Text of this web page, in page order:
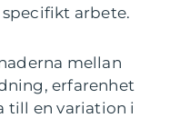
arbete.
mellan
erfarenhet
till en variation i